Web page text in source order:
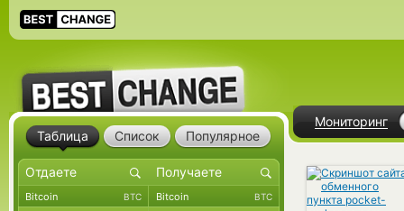
Мониторинг
Таблица Список Популярное
Bitcoin BTC Bitcoin BTC